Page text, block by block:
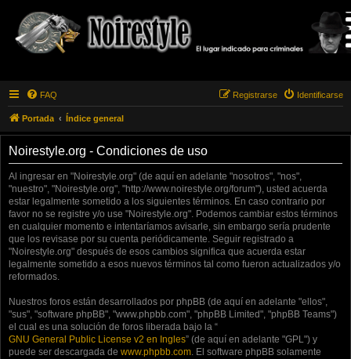
FAQ Identificarse
Registrarse
Portada Índice general
Noirestyle.org - Condiciones de uso
Al ingresar en "Noirestyle.org" (de aquí en adelante "nosotros", "nos",
"nuestro", "Noirestyle.org", "http://www.noirestyle.org/forum"), usted acuerda
estar legalmente sometido a los siguientes términos. En caso contrario por
favor no se registre y/o use "Noirestyle.org". Podemos cambiar estos términos
en cualquier momento e intentaríamos avisarle, sin embargo sería prudente
que los revisase por su cuenta periódicamente. Seguir registrado a
"Noirestyle.org" después de esos cambios significa que acuerda estar
legalmente sometido a esos nuevos términos tal como fueron actualizados y/o
reformados.
Nuestros foros están desarrollados por phpBB (de aquí en adelante "ellos",
"sus", "software phpBB", "www.phpbb.com", "phpBB Limited", "phpBB Teams")
el cual es una solución de foros liberada bajo la “
GNU General Public License v2 en Ingles” (de aquí en adelante "GPL") y
puede ser descargada de www.phpbb.com . El software phpBB solamente